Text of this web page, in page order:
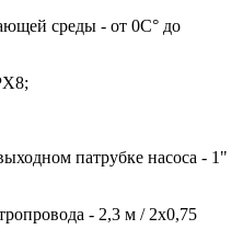
среды - от 0С° до
патрубке насоса - 1"
- 2,3 м / 2x0,75